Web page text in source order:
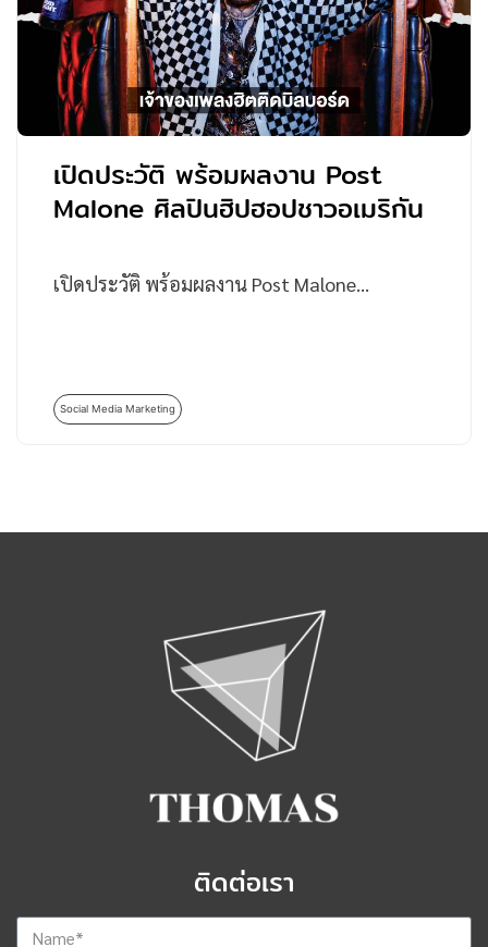
เปิดประวัติ พร้อมผลงาน Post
Malone ศิลปินฮิปฮอปชาวอเมริกัน
เปิดประวัติ พร้อมผลงาน Post Malone…
Social Media Marketing
ติดต่อเรา